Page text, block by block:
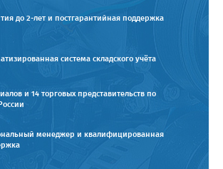
до 2-лет и постгарантийная поддержка
система складского учёта
и 14 торговых представительств по
менеджер и квалифицированная